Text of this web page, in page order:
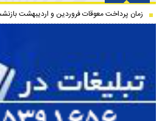
زمان پرداخت معوقات فروردین و اردیبهشت